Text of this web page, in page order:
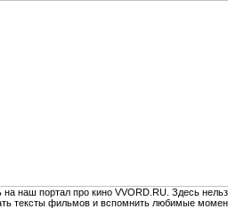
на наш портал про кино VVORD.RU. Здесь
тексты фильмов и вспомнить любимые